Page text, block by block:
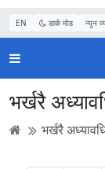
EN डार्क मोड न्यून
भर्खरै
भर्खरै